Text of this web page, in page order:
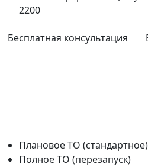
2200
Бесплатная консультация
Плановое ТО (стандартное)
Полное ТО (перезапуск)